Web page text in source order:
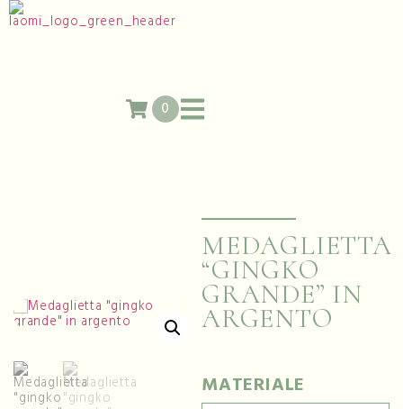
0
MEDAGLIETTA
“GINGKO
GRANDE” IN
ARGENTO
MATERIALE